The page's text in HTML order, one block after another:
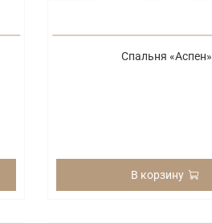
Спальня «Аспен»
В корзину